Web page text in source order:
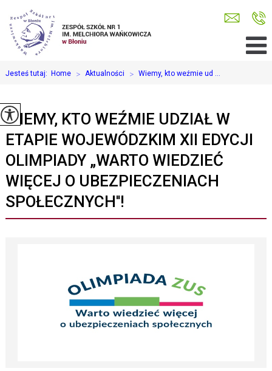
Jesteś tutaj: Home > Aktualności > Wiemy, kto weźmie ud ...
WIEMY, KTO WEŹMIE UDZIAŁ W
ETAPIE WOJEWÓDZKIM XII EDYCJI
OLIMPIADY „WARTO WIEDZIEĆ
WIĘCEJ O UBEZPIECZENIACH
SPOŁECZNYCH''!